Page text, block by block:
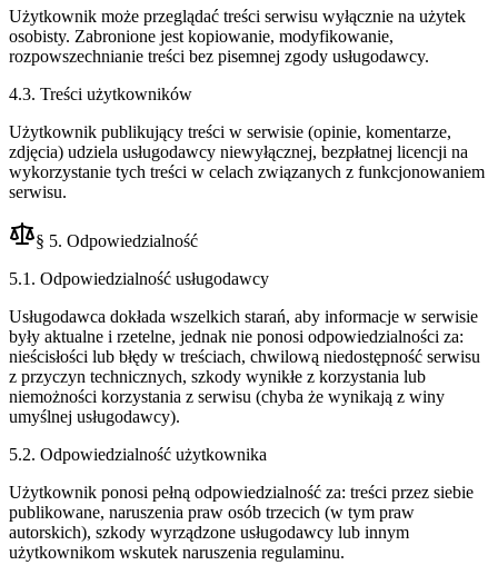
Użytkownik może przeglądać treści serwisu wyłącznie na użytek
osobisty. Zabronione jest kopiowanie, modyfikowanie,
rozpowszechnianie treści bez pisemnej zgody usługodawcy.
4.3. Treści użytkowników
Użytkownik publikujący treści w serwisie (opinie, komentarze,
zdjęcia) udziela usługodawcy niewyłącznej, bezpłatnej licencji na
wykorzystanie tych treści w celach związanych z funkcjonowaniem
serwisu.
§ 5. Odpowiedzialność
5.1. Odpowiedzialność usługodawcy
Usługodawca dokłada wszelkich starań, aby informacje w serwisie
były aktualne i rzetelne, jednak nie ponosi odpowiedzialności za:
nieścisłości lub błędy w treściach, chwilową niedostępność serwisu
z przyczyn technicznych, szkody wynikłe z korzystania lub
niemożności korzystania z serwisu (chyba że wynikają z winy
umyślnej usługodawcy).
5.2. Odpowiedzialność użytkownika
Użytkownik ponosi pełną odpowiedzialność za: treści przez siebie
publikowane, naruszenia praw osób trzecich (w tym praw
autorskich), szkody wyrządzone usługodawcy lub innym
użytkownikom wskutek naruszenia regulaminu.